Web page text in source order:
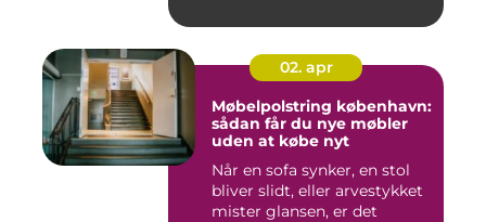
02. apr
Møbelpolstring københavn:
sådan får du nye møbler
uden at købe nyt
Når en sofa synker, en stol
bliver slidt, eller arvestykket
mister glansen, er det